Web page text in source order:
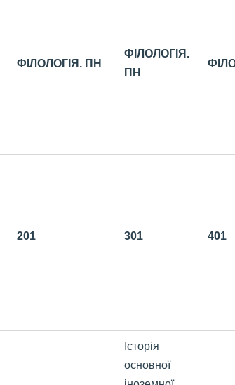
ФІЛОЛОГІЯ. ПН
ФІЛОЛОГІЯ.
ПН
201 301 401
Історія
основної